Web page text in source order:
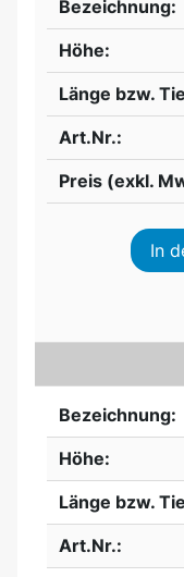
Bezeichnung:
Höhe:
Länge bzw.
Art.Nr.:
Preis (exkl.
In
Bezeichnung:
Höhe:
Länge bzw.
Art.Nr.: